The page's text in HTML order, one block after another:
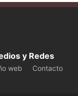
y Redes
web
Contacto